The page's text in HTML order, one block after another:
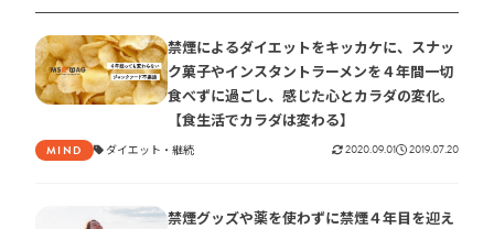
禁煙によるダイエットをキッカケに、スナッ
ク菓子やインスタントラーメンを４年間一切
食べずに過ごし、感じた心とカラダの変化。
【食生活でカラダは変わる】
MIND ダイエット 継続 2020.09.01 2019.07.20
禁煙グッズや薬を使わずに禁煙４年目を迎え